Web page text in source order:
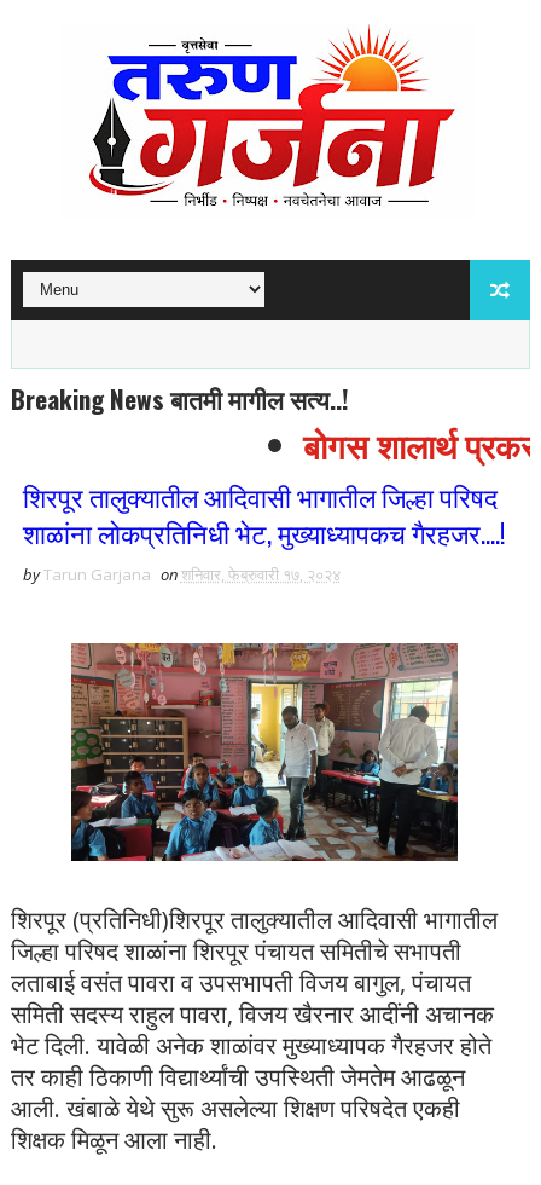
Breaking News बातमी मागील सत्य..!
बोगस शालार्थ
शिरपूर तालुक्यातील आदिवासी भागातील जिल्हा परिषद
शाळांना लोकप्रतिनिधी भेट, मुख्याध्यापकच गैरहजर....!
byTarun Garjana onशनिवार, फेब्रुवारी १७, २०२४
शिरपूर (प्रतिनिधी)शिरपूर तालुक्यातील आदिवासी भागातील
जिल्हा परिषद शाळांना शिरपूर पंचायत समितीचे सभापती
लताबाई वसंत पावरा व उपसभापती विजय बागुल, पंचायत
समिती सदस्य राहुल पावरा, विजय खैरनार आदींनी अचानक
भेट दिली. यावेळी अनेक शाळांवर मुख्याध्यापक गैरहजर होते
तर काही ठिकाणी विद्यार्थ्यांची उपस्थिती जेमतेम आढळून
आली. खंबाळे येथे सुरू असलेल्या शिक्षण परिषदेत एकही
शिक्षक मिळून आला नाही.